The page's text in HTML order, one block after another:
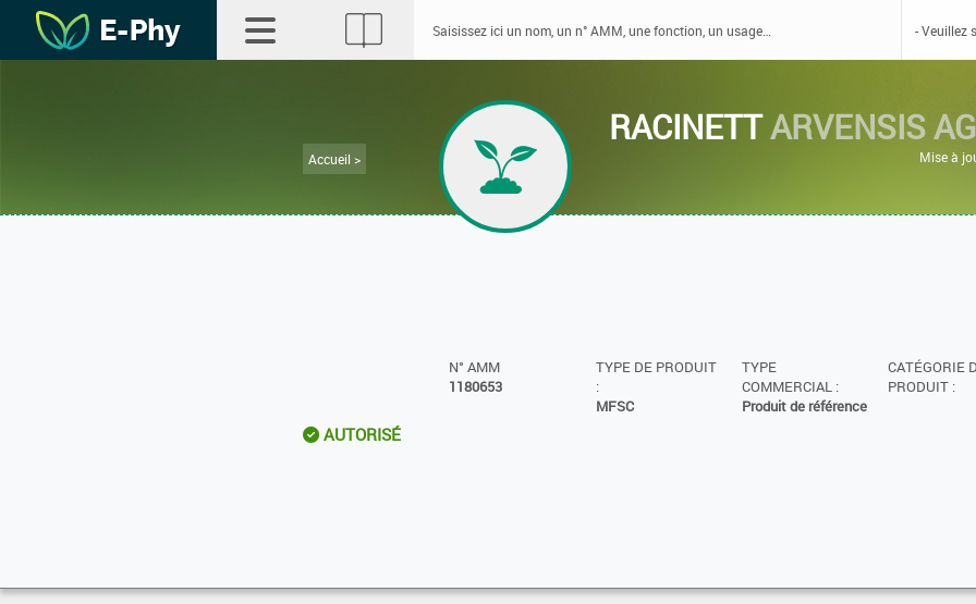
Accueil >
RACINETTARVENSIS
Mise à
N° AMM
1180653
TYPE DE PRODUIT
:
MFSC
TYPE
COMMERCIAL :
Produit de référence
CATÉGORIE
PRODUIT :
AUTORISÉ